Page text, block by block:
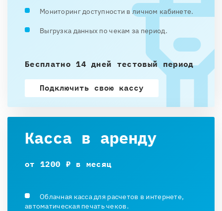
Мониторинг доступности в личном кабинете.
Выгрузка данных по чекам за период.
Бесплатно 14 дней тестовый период
Подключить свою кассу
Касса в аренду
от 1200 ₽ в месяц
Облачная касса для расчетов в интернете,
автоматическая печать чеков.